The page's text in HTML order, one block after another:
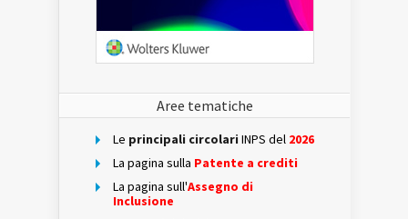
Aree tematiche
Le principali circolari INPS del 2026
La pagina sulla Patente a crediti
La pagina sull'Assegno di
Inclusione